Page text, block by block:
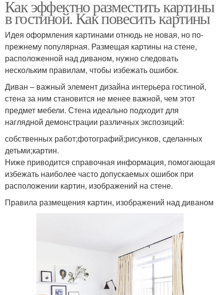
Как эффектно разместить картины
в гостиной. Как повесить картины
Идея оформления картинами отнюдь не новая, но по-
прежнему популярная. Размещая картины на стене,
расположенной над диваном, нужно следовать
нескольким правилам, чтобы избежать ошибок.
Диван – важный элемент дизайна интерьера гостиной,
стена за ним становится не менее важной, чем этот
предмет мебели. Стена идеально подходит для
наглядной демонстрации различных экспозиций:
собственных работ;фотографий;рисунков, сделанных
детьми;картин.
Ниже приводится справочная информация, помогающая
избежать наиболее часто допускаемых ошибок при
расположении картин, изображений на стене.
Правила размещения картин, изображений над диваном